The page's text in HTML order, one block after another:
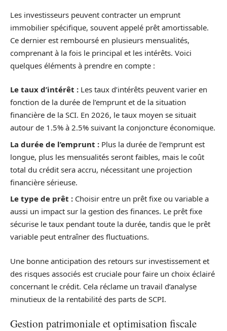
Les investisseurs peuvent contracter un emprunt
immobilier spécifique, souvent appelé prêt amortissable.
Ce dernier est remboursé en plusieurs mensualités,
comprenant à la fois le principal et les intérêts. Voici
quelques éléments à prendre en compte :
Le taux d’intérêt : Les taux d’intérêts peuvent varier en
fonction de la durée de l’emprunt et de la situation
financière de la SCI. En 2026, le taux moyen se situait
autour de 1.5% à 2.5% suivant la conjoncture économique.
La durée de l’emprunt : Plus la durée de l’emprunt est
longue, plus les mensualités seront faibles, mais le coût
total du crédit sera accru, nécessitant une projection
financière sérieuse.
Le type de prêt : Choisir entre un prêt fixe ou variable a
aussi un impact sur la gestion des finances. Le prêt fixe
sécurise le taux pendant toute la durée, tandis que le prêt
variable peut entraîner des fluctuations.
Une bonne anticipation des retours sur investissement et
des risques associés est cruciale pour faire un choix éclairé
concernant le crédit. Cela réclame un travail d’analyse
minutieux de la rentabilité des parts de SCPI.
Gestion patrimoniale et optimisation fiscale